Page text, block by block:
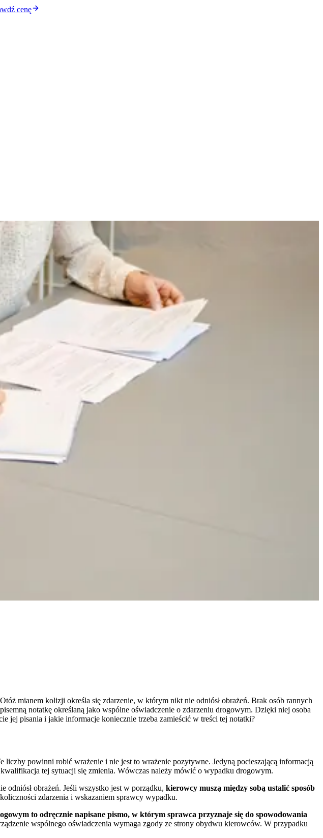
cenę
mianem kolizji określa się zdarzenie, w którym nikt nie odniósł obrażeń. Brak osób rannych
notatkę określaną jako wspólne oświadczenie o zdarzeniu drogowym. Dzięki niej osoba
jej pisania i jakie informacje koniecznie trzeba zamieścić w treści tej notatki?
powinni robić wrażenie i nie jest to wrażenie pozytywne. Jedyną pocieszającą informacją
tej sytuacji się zmienia. Wówczas należy mówić o wypadku drogowym.
odniósł obrażeń. Jeśli wszystko jest w porządku, kierowcy muszą między sobą ustalić sposób
zdarzenia i wskazaniem sprawcy wypadku.
to odręcznie napisane pismo, w którym sprawca przyznaje się do spowodowania
wspólnego oświadczenia wymaga zgody ze strony obydwu kierowców. W przypadku